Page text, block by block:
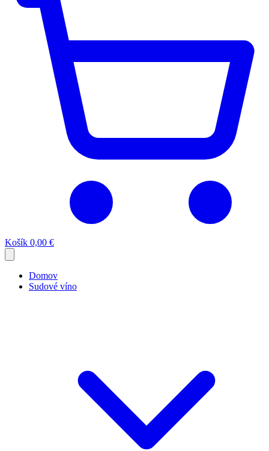
Košík 0,00 €
Domov
Sudové víno